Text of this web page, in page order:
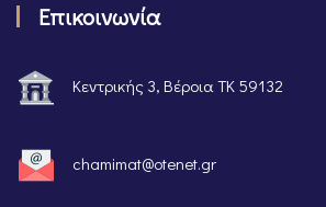
Επικοινωνία
Κεντρικής 3, Βέροια ΤΚ 59132
chamimat@otenet.gr